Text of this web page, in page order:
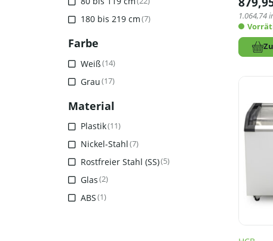
180 bis 219 cm(7)
Farbe
Weiß(14)
Grau(17)
Material
Plastik(11)
Nickel-Stahl(7)
Rostfreier Stahl (SS)(5)
Glas(2)
ABS(1)
1.064,74